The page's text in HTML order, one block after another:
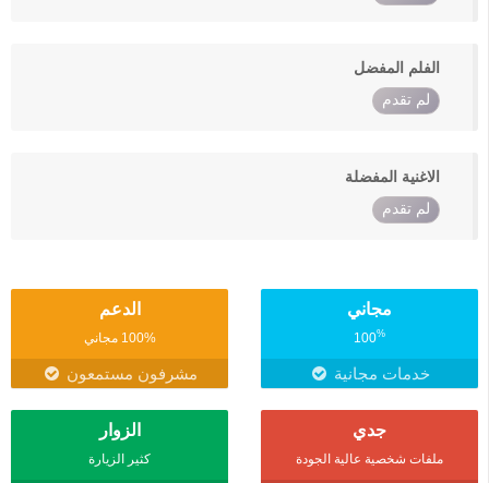
الفلم المفضل
لم تقدم
الاغنية المفضلة
لم تقدم
مجاني
100%
خدمات مجانية
الدعم
100% مجاني
مشرفون مستمعون
جدي
ملفات شخصية عالية الجودة
الزوار
كثير الزيارة